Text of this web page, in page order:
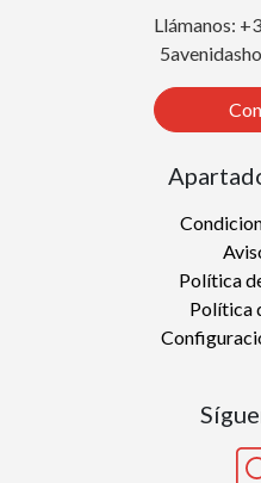
Llámanos:
Política
Política